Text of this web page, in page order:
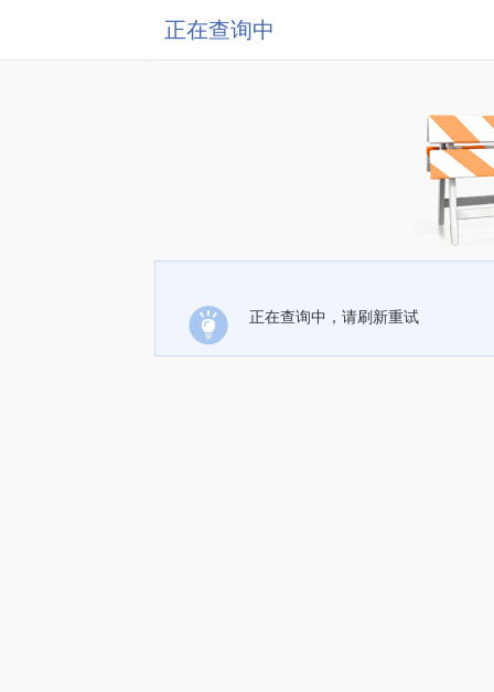
正在查询中
正在查询中，请刷新重试